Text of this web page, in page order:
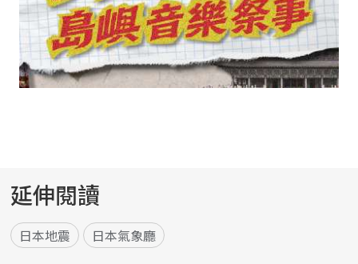
延伸閱讀
日本地震 日本氣象廳